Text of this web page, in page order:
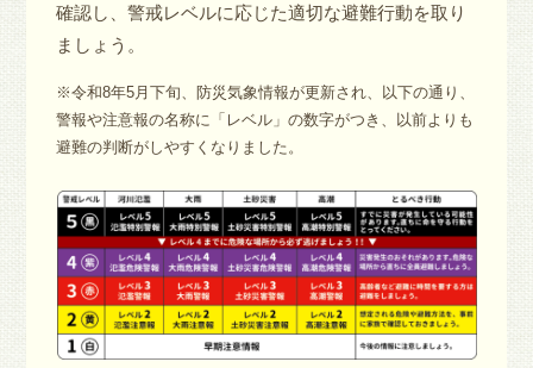
確認し、警戒レベルに応じた適切な避難行動を取り
ましょう。
※令和8年5月下旬、防災気象情報が更新され、以下の通り、
警報や注意報の名称に「レベル」の数字がつき、以前よりも
避難の判断がしやすくなりました。